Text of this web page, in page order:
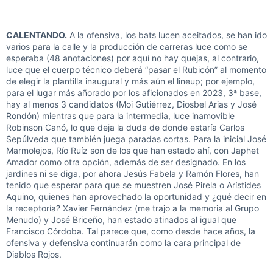
CALENTANDO. A la ofensiva, los bats lucen aceitados, se han ido
varios para la calle y la producción de carreras luce como se
esperaba (48 anotaciones) por aquí no hay quejas, al contrario,
luce que el cuerpo técnico deberá “pasar el Rubicón” al momento
de elegir la plantilla inaugural y más aún el lineup; por ejemplo,
para el lugar más añorado por los aficionados en 2023, 3ª base,
hay al menos 3 candidatos (Moi Gutiérrez, Diosbel Arias y José
Rondón) mientras que para la intermedia, luce inamovible
Robinson Canó, lo que deja la duda de donde estaría Carlos
Sepúlveda que también juega paradas cortas. Para la inicial José
Marmolejos, Río Ruíz son de los que han estado ahí, con Japhet
Amador como otra opción, además de ser designado. En los
jardines ni se diga, por ahora Jesús Fabela y Ramón Flores, han
tenido que esperar para que se muestren José Pirela o Arístides
Aquino, quienes han aprovechado la oportunidad y ¿qué decir en
la receptoría? Xavier Fernández (me trajo a la memoria al Grupo
Menudo) y José Briceño, han estado atinados al igual que
Francisco Córdoba. Tal parece que, como desde hace años, la
ofensiva y defensiva continuarán como la cara principal de
Diablos Rojos.